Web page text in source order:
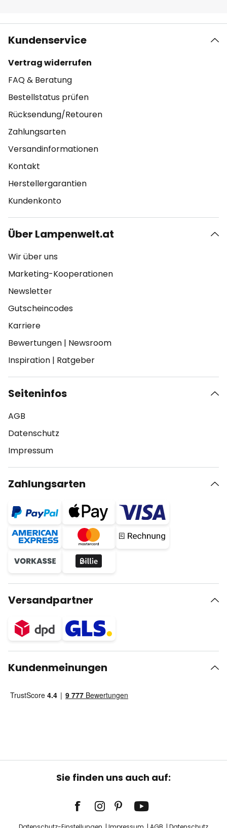
Kundenservice
Vertrag widerrufen
FAQ & Beratung
Bestellstatus prüfen
Rücksendung/Retouren
Zahlungsarten
Versandinformationen
Kontakt
Herstellergarantien
Kundenkonto
Über Lampenwelt.at
Wir über uns
Marketing-Kooperationen
Newsletter
Gutscheincodes
Karriere
Bewertungen | Newsroom
Inspiration | Ratgeber
Seiteninfos
AGB
Datenschutz
Impressum
Zahlungsarten
Versandpartner
Kundenmeinungen
Sie finden uns auch auf: